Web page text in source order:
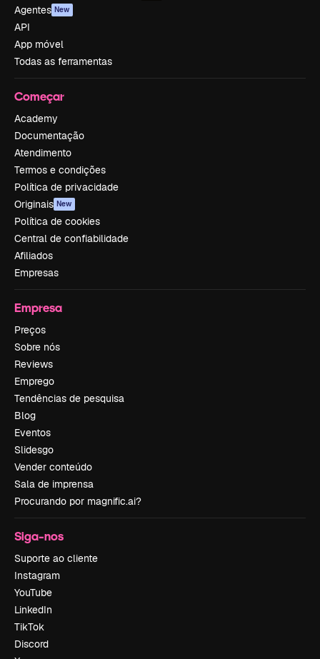
Agentes New
API
App móvel
Todas as ferramentas
Começar
Academy
Documentação
Atendimento
Termos e condições
Política de privacidade
Originais New
Política de cookies
Central de confiabilidade
Afiliados
Empresas
Empresa
Preços
Sobre nós
Reviews
Emprego
Tendências de pesquisa
Blog
Eventos
Slidesgo
Vender conteúdo
Sala de imprensa
Procurando por magnific.ai?
Siga-nos
Suporte ao cliente
Instagram
YouTube
LinkedIn
TikTok
Discord